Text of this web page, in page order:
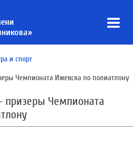
и спорт
Чемпионата Ижевска по полиатлону
призеры Чемпионата